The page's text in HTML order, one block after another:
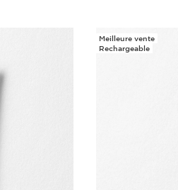
Meilleure vente
Rechargeable